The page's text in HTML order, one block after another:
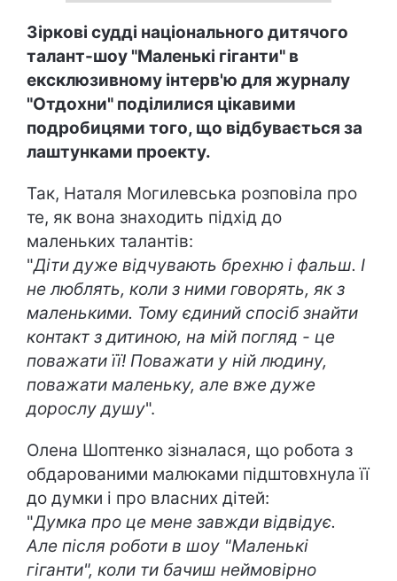
Зіркові судді національного дитячого
талант-шоу "Маленькі гіганти" в
ексклюзивному інтерв'ю для журналу
"Отдохни" поділилися цікавими
подробицями того, що відбувається за
лаштунками проекту.
Так, Наталя Могилевська розповіла про
те, як вона знаходить підхід до
маленьких талантів:
"Діти дуже відчувають брехню і фальш. І
не люблять, коли з ними говорять, як з
маленькими. Тому єдиний спосіб знайти
контакт з дитиною, на мій погляд - це
поважати її! Поважати у ній людину,
поважати маленьку, але вже дуже
дорослу душу".
Олена Шоптенко зізналася, що робота з
обдарованими малюками підштовхнула її
до думки і про власних дітей:
"Думка про це мене завжди відвідує.
Але після роботи в шоу "Маленькі
гіганти", коли ти бачиш неймовірно